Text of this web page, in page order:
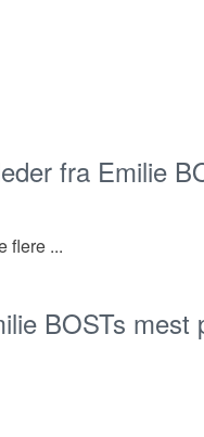
fra Emilie
flere ...
BOSTs